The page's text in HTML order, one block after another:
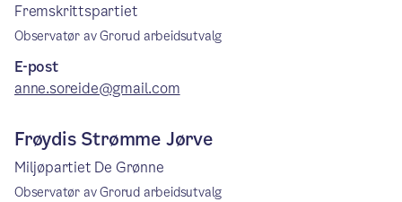
Fremskrittspartiet
Observatør av Grorud arbeidsutvalg
E-post
anne.soreide@gmail.com
Frøydis Strømme Jørve
Miljøpartiet De Grønne
Observatør av Grorud arbeidsutvalg